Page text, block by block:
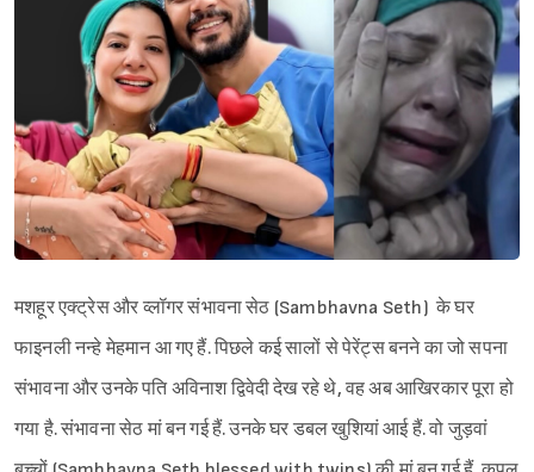
मशहूर एक्ट्रेस और व्लॉगर संभावना सेठ (Sambhavna Seth) के घर
फाइनली नन्हे मेहमान आ गए हैं. पिछले कई सालों से पेरेंट्स बनने का जो सपना
संभावना और उनके पति अविनाश द्विवेदी देख रहे थे, वह अब आखिरकार पूरा हो
गया है. संभावना सेठ मां बन गई हैं. उनके घर डबल खुशियां आई हैं. वो जुड़वां